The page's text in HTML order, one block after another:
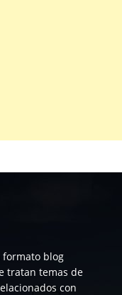
formato blog
tratan temas de
con